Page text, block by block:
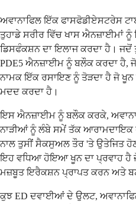
ਅਵਾਨਾਫਿਲ ਇੱਕ ਫਾਸਫੋਡੀਏਸਟਰੇਸ
ਤੁਹਾਡੇ ਸਰੀਰ ਵਿੱਚ ਖਾਸ ਐਨਜ਼ਾਈਮਾਂ
ਡਿਸਫੰਕਸ਼ਨ ਦਾ ਇਲਾਜ ਕਰਦਾ ਹੈ। ਜਦੋਂ
PDE5 ਐਨਜ਼ਾਈਮ ਨੂੰ ਬਲੌਕ ਕਰਦਾ ਹੈ,
ਨਾਮਕ ਇੱਕ ਰਸਾਇਣ ਨੂੰ ਤੋੜਦਾ ਹੈ ਜੋ
ਮਦਦ ਕਰਦਾ ਹੈ।
ਇਸ ਐਨਜ਼ਾਈਮ ਨੂੰ ਬਲੌਕ ਕਰਕੇ,
ਨਾੜੀਆਂ ਨੂੰ ਲੰਬੇ ਸਮੇਂ ਤੱਕ ਆਰਾਮਦਾਇਕ
ਨਾਲ ਤੁਸੀਂ ਸੈਕਸੁਅਲ ਤੌਰ 'ਤੇ ਉਤੇਜਿਤ
ਇਹ ਵਧਿਆ ਹੋਇਆ ਖੂਨ ਦਾ ਪ੍ਰਵਾਹ ਹੈ
ਮਜ਼ਬੂਤ ​​ਇਰੈਕਸ਼ਨ ਪ੍ਰਾਪਤ ਕਰਨ ਅਤੇ
ਕੁਝ ED ਦਵਾਈਆਂ ਦੇ ਉਲਟ,